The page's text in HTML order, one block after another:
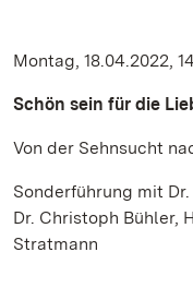
Montag, 18.04.2022,
Schön sein für die
Von der Sehnsucht
Sonderführung mit
Dr. Christoph Bühler,
Stratmann